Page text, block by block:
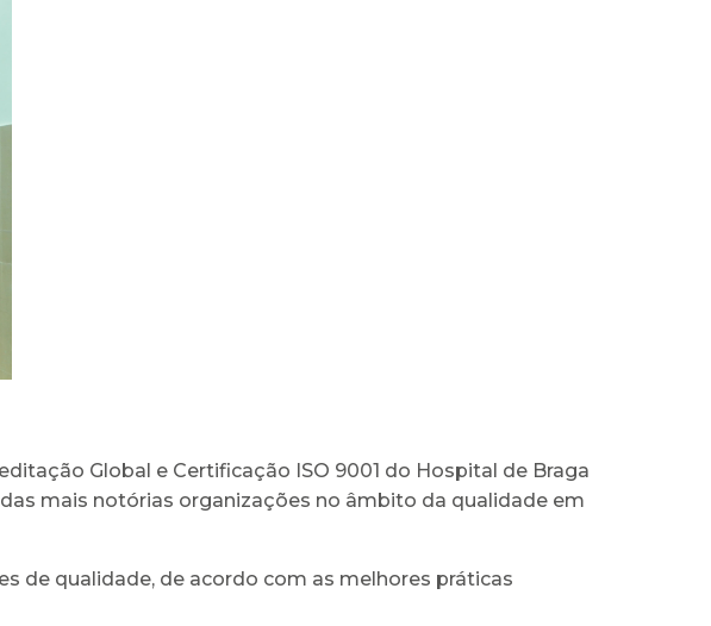
Global e Certificação ISO 9001 do Hospital de Braga
mais notórias organizações no âmbito da qualidade em
de qualidade, de acordo com as melhores práticas